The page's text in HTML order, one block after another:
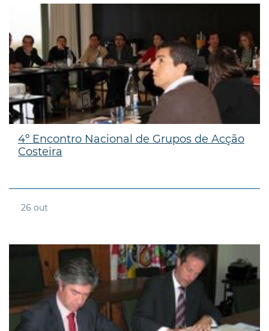
4º Encontro Nacional de Grupos de Acção
Costeira
26 out